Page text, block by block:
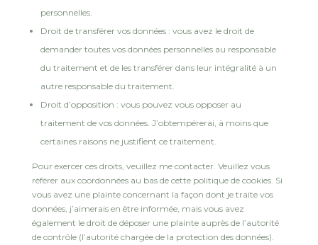
personnelles.
Droit de transférer vos données : vous avez le droit de
demander toutes vos données personnelles au responsable
du traitement et de les transférer dans leur intégralité à un
autre responsable du traitement.
Droit d’opposition : vous pouvez vous opposer au
traitement de vos données. J’obtempérerai, à moins que
certaines raisons ne justifient ce traitement.
Pour exercer ces droits, veuillez me contacter. Veuillez vous
référer aux coordonnées au bas de cette politique de cookies. Si
vous avez une plainte concernant la façon dont je traite vos
données, j’aimerais en être informée, mais vous avez
également le droit de déposer une plainte auprès de l’autorité
de contrôle (l’autorité chargée de la protection des données).